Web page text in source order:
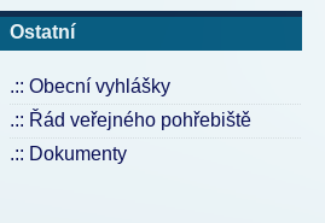
Ostatní
.:: Obecní vyhlášky
.:: Řád veřejného pohřebiště
.:: Dokumenty